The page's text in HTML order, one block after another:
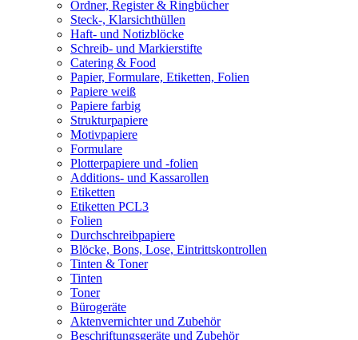
Ordner, Register & Ringbücher
Steck-, Klarsichthüllen
Haft- und Notizblöcke
Schreib- und Markierstifte
Catering & Food
Papier, Formulare, Etiketten, Folien
Papiere weiß
Papiere farbig
Strukturpapiere
Motivpapiere
Formulare
Plotterpapiere und -folien
Additions- und Kassarollen
Etiketten
Etiketten PCL3
Folien
Durchschreibpapiere
Blöcke, Bons, Lose, Eintrittskontrollen
Tinten & Toner
Tinten
Toner
Bürogeräte
Aktenvernichter und Zubehör
Beschriftungsgeräte und Zubehör